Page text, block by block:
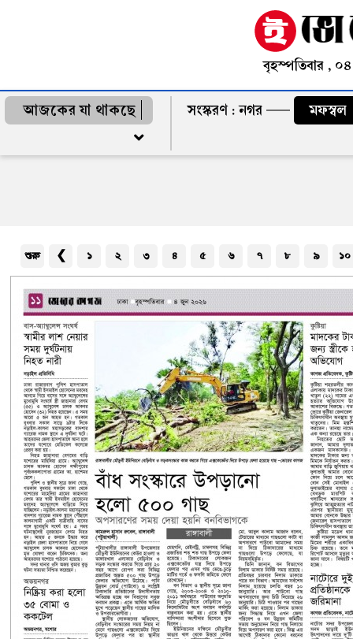
বৃহস্পতিবার ,
আজকের যা থাকছে সংস্করণ : নগর মফস্বল
শুরু ❮ ১ ২ ৩ ৪ ৫ ৬ ৭ ৮ ৯ ১০